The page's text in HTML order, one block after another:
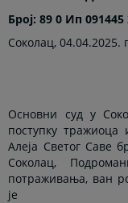
Број: 89 0 Ип
Соколац, 04.04.2025.
Основни суд у
поступку
Алеја Светог Саве
Соколац,
потраживања, ван
је